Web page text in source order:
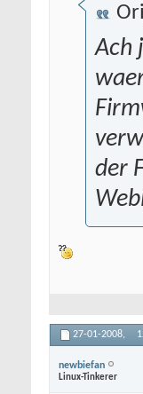
Ach
der
27-01-2008,
newbiefan
Linux-Tinkerer